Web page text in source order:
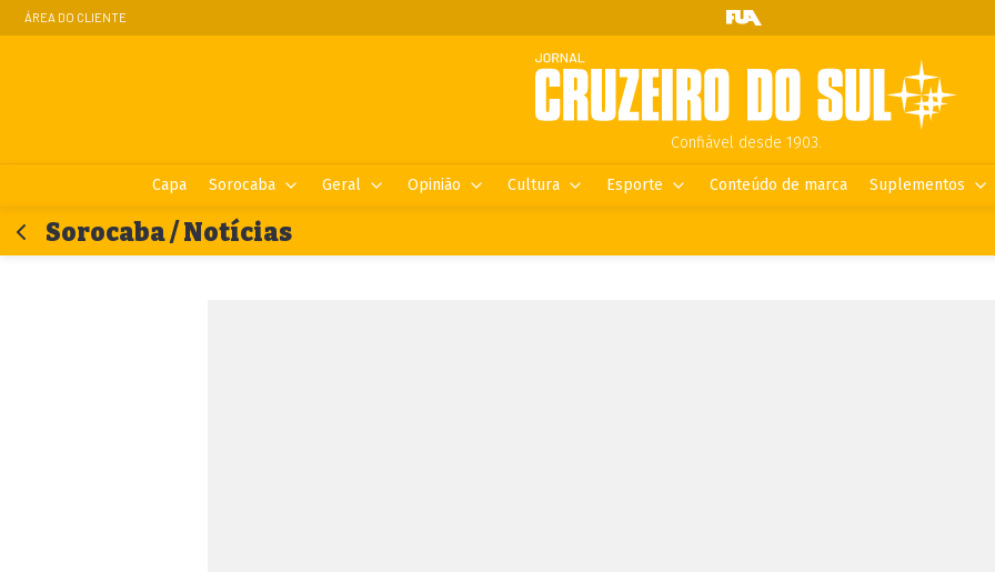
ÁREA DO CLIENTE
Confiável desde 1903.
Capa Sorocaba Geral Opinião Cultura Esporte Conteúdo de marca Suplementos
Sorocaba / Notícias